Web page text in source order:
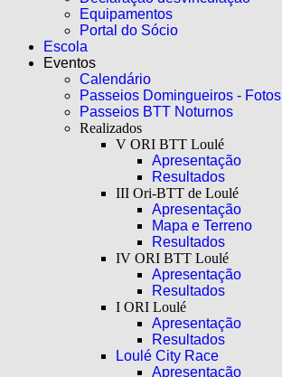
Equipamentos
Portal do Sócio
Escola
Eventos
Calendário
Passeios Domingueiros - Fotos
Passeios BTT Noturnos
Realizados
V ORI BTT Loulé
Apresentação
Resultados
III Ori-BTT de Loulé
Apresentação
Mapa e Terreno
Resultados
IV ORI BTT Loulé
Apresentação
Resultados
I ORI Loulé
Apresentação
Resultados
Loulé City Race
Apresentação